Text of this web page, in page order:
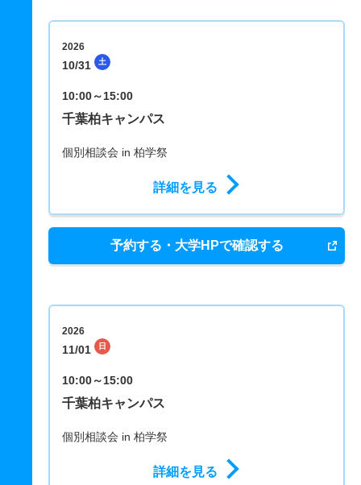
2026
10/31 土
10:00～15:00
千葉柏キャンパス
個別相談会 in 柏学祭
詳細を見る
予約する・大学HPで確認する
2026
11/01 日
10:00～15:00
千葉柏キャンパス
個別相談会 in 柏学祭
詳細を見る